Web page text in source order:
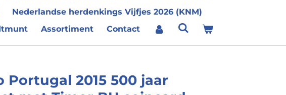
Nederlandse herdenkings Vijfjes 2026 (KNM)
Assortiment Contact
Portugal 2015 500 jaar